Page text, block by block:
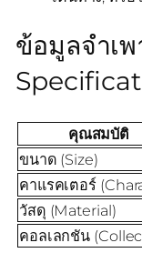
ข้อมูลจำเ
คุณสมบัติ
ขนาด (Size)
คาแรคเตอร์
วัสดุ (Material)
คอลเลกชัน